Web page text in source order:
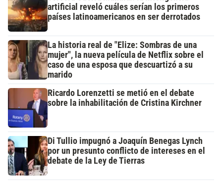
artificial reveló cuáles serían los primeros
países latinoamericanos en ser derrotados
La historia real de "Elize: Sombras de una
mujer", la nueva película de Netflix sobre el
caso de una esposa que descuartizó a su
marido
Ricardo Lorenzetti se metió en el debate
sobre la inhabilitación de Cristina Kirchner
Di Tullio impugnó a Joaquín Benegas Lynch
por un presunto conflicto de intereses en el
debate de la Ley de Tierras